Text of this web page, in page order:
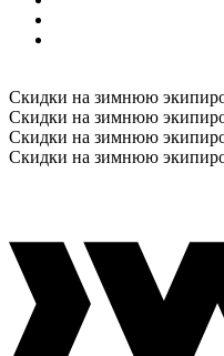
Скидки на зимнюю
Скидки на зимнюю
Скидки на зимнюю
Скидки на зимнюю